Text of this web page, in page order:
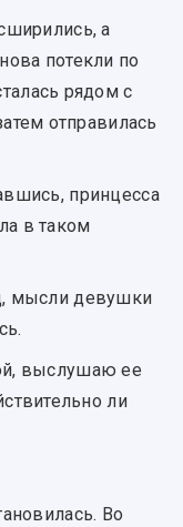
а
потекли по
рядом с
отправилась
принцесса
в таком
мысли девушки
выслушаю ее
ли
Во